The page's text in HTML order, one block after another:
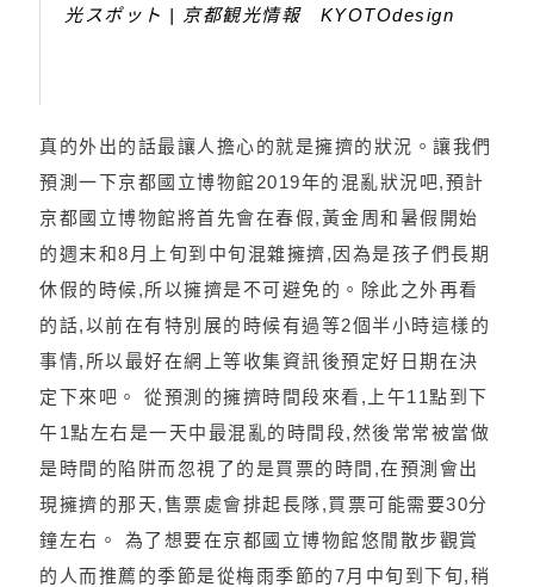
光スポット | 京都観光情報 KYOTOdesign
真的外出的話最讓人擔心的就是擁擠的狀況。讓我們
預測一下京都國立博物館2019年的混亂狀況吧,預計
京都國立博物館將首先會在春假,黃金周和暑假開始
的週末和8月上旬到中旬混雜擁擠,因為是孩子們長期
休假的時候,所以擁擠是不可避免的。除此之外再看
的話,以前在有特別展的時候有過等2個半小時這樣的
事情,所以最好在網上等收集資訊後預定好日期在決
定下來吧。 從預測的擁擠時間段來看,上午11點到下
午1點左右是一天中最混亂的時間段,然後常常被當做
是時間的陷阱而忽視了的是買票的時間,在預測會出
現擁擠的那天,售票處會排起長隊,買票可能需要30分
鐘左右。 為了想要在京都國立博物館悠閒散步觀賞
的人而推薦的季節是從梅雨季節的7月中旬到下旬,稍